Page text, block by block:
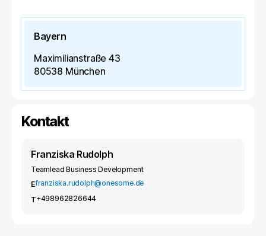
Bayern
Maximilianstraße 43
80538 München
Kontakt
Franziska Rudolph
Teamlead Business Development
Efranziska.rudolph@onesome.de
T+498962826644